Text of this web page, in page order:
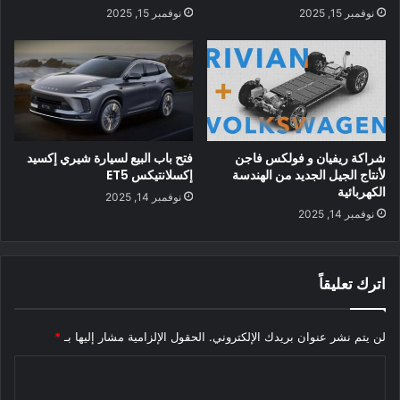
في (أغسطس) ، اشتعلت النيران في حزمة تسلا الضخمة 300
ميجاوات – وهي مجموعة من خلايا أيونات الليثيوم لدعم شبكة
الطاقة – في ولاية فيكتوريا الأسترالية قبل أن يتم تشغيلها على
الإنترنت. احترق لمدة ثلاثة أيام لأن لا أحد يعرف كيف يطفئها.
تُستخدم الخلايا المستخدمة في العبوة الضخمة أيضًا في سيارات
Tesla.
اثنان منهم.
نوفمبر 15, 2025 نوفمبر 15, 2025
شراكة ريفيان و فولكس فاجن
لأنتاج الجيل الجديد من الهندسة
الكهربائية
نوفمبر 14, 2025
فتح باب البيع لسيارة شيري إكسيد
إكسلانتيكس ET5
نوفمبر 14, 2025
اترك تعليقاً
لن يتم نشر عنوان بريدك الإلكتروني. الحقول الإلزامية مشار إليها بـ *